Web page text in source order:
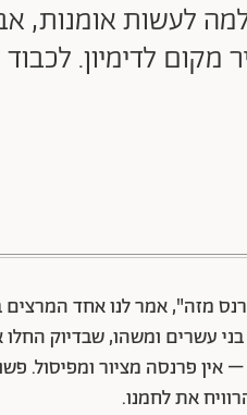
לעשות אומנות,
מקום לדימיון.
מזה", אמר לנו אחד המרצים
עשרים ומשהו, שבדיוק
אין פרנסה מציור ומפיסול.
את לחמנו.